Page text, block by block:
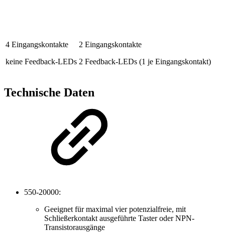
4 Eingangskontakte
keine Feedback-LEDs
2 Eingangskontakte
2 Feedback-LEDs (1 je Eingangskontakt)
Technische Daten
550-20000:
Geeignet für maximal vier potenzialfreie, mit
Schließerkontakt ausgeführte Taster oder NPN-
Transistorausgänge